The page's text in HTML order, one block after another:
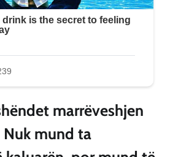
marrëveshjen
mund ta